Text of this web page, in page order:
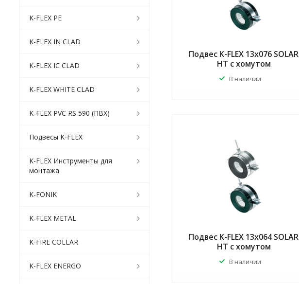
Подвес K-FLEX 13x076 SOLAR
HT с хомутом
В наличии
Подвес K-FLEX 13x064 SOLAR
HT с хомутом
В наличии
K-FLEX PE
K-FLEX IN CLAD
K-FLEX IC CLAD
K-FLEX WHITE CLAD
K-FLEX PVC RS 590 (ПВХ)
Подвесы K-FLEX
K-FLEX Инструменты для
монтажа
K-FONIK
K-FLEX METAL
K-FIRE COLLAR
K-FLEX ENERGO